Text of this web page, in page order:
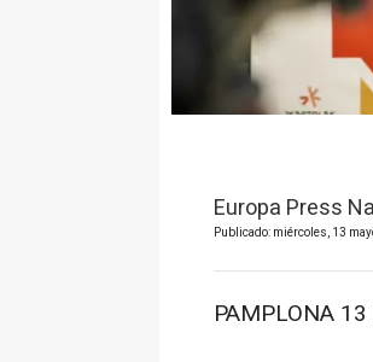
Europa Press
Publicado: miércoles, 13
PAMPLONA 13